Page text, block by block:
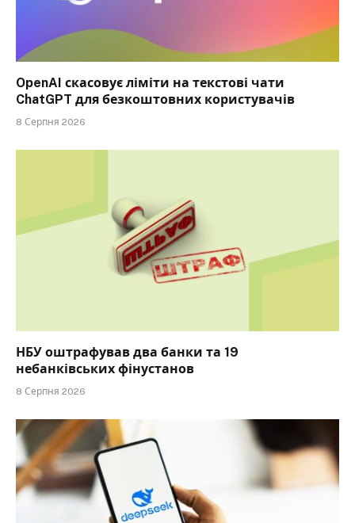
OpenAI скасовує ліміти на текстові чати
ChatGPT для безкоштовних користувачів
8 Серпня 2026
НБУ оштрафував два банки та 19
небанківських фінустанов
8 Серпня 2026